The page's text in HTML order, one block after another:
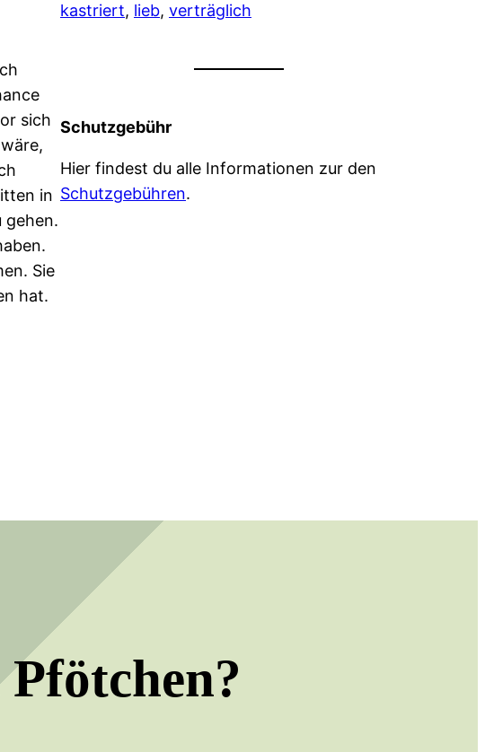
sich
in
gehen.
Sie
hat.
kastriert, lieb, verträglich
Schutzgebühr
Hier findest du alle Informationen zur den
Schutzgebühren.